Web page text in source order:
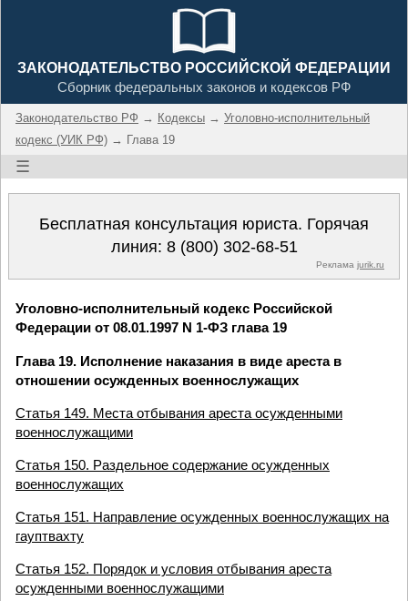
ЗАКОНОДАТЕЛЬСТВО РОССИЙСКОЙ ФЕДЕРАЦИИ
Сборник федеральных законов и кодексов РФ
Законодательство РФ → Кодексы → Уголовно-исполнительный
кодекс (УИК РФ) → Глава 19
☰
Бесплатная консультация юриста. Горячая
линия: 8 (800) 302-68-51
Реклама jurik.ru
Уголовно-исполнительный кодекс Российской
Федерации от 08.01.1997 N 1-ФЗ глава 19
Глава 19. Исполнение наказания в виде ареста в
отношении осужденных военнослужащих
Статья 149. Места отбывания ареста осужденными
военнослужащими
Статья 150. Раздельное содержание осужденных
военнослужащих
Статья 151. Направление осужденных военнослужащих на
гауптвахту
Статья 152. Порядок и условия отбывания ареста
осужденными военнослужащими